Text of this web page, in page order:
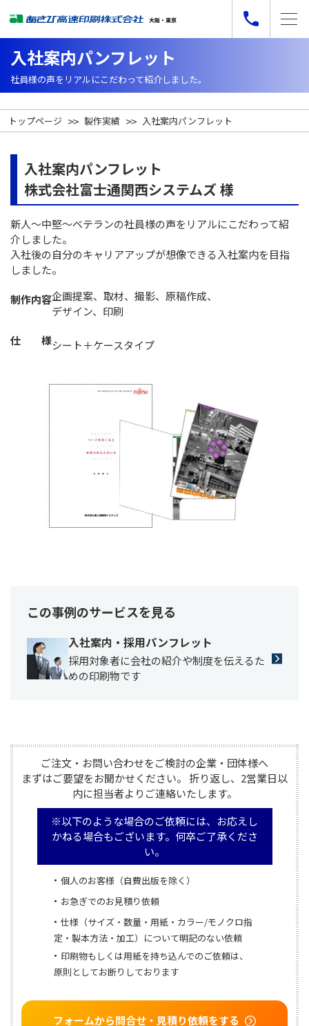
入社案内パンフレット
社員様の声をリアルにこだわって紹介しました。
トップページ 製作実績 入社案内パンフレット
入社案内パンフレット
株式会社富士通関西システムズ 様
新人〜中堅〜ベテランの社員様の声をリアルにこだわって紹
介しました。
入社後の自分のキャリアアップが想像できる入社案内を目指
しました。
制作内容企画提案、取材、撮影、原稿作成、
デザイン、印刷
仕 様シート＋ケースタイプ
この事例のサービスを見る
入社案内・採用パンフレット
採用対象者に会社の紹介や制度を伝えるた
めの印刷物です
ご注文・お問い合わせをご検討の企業・団体様へ
まずはご要望をお聞かせください。 折り返し、2営業日以
内に担当者よりご連絡いたします。
※以下のような場合のご依頼には、お応えし
かねる場合もございます。何卒ご了承くださ
い。
個人のお客様（自費出版を除く）
お急ぎでのお見積り依頼
仕様（サイズ・数量・用紙・カラー/モノクロ指
定・製本方法・加工）について明記のない依頼
印刷物もしくは用紙を持ち込んでのご依頼は、
原則としてお断りしております
フォームから問合せ・見積り依頼をする